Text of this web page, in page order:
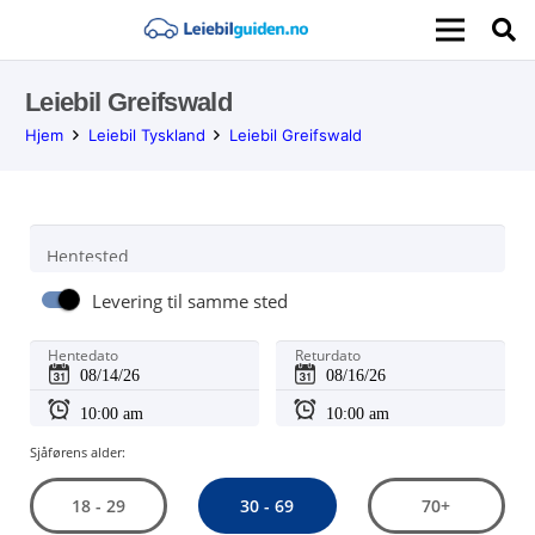
Leiebil Greifswald
Hjem Leiebil Tyskland Leiebil Greifswald
Hentested
Levering til samme sted
Hentedato Returdato
Sjåførens alder:
18 - 29 30 - 69 70+